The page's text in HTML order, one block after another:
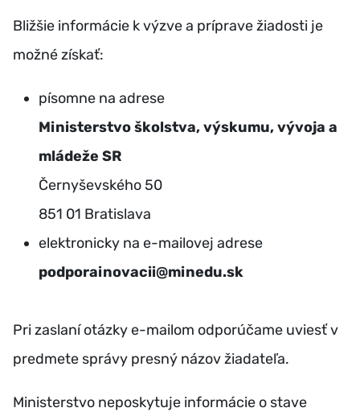
Bližšie informácie k výzve a príprave žiadosti je
možné získať:
písomne na adrese
Ministerstvo školstva, výskumu, vývoja a
mládeže SR
Černyševského 50
851 01 Bratislava
elektronicky na e-mailovej adrese
podporainovacii@minedu.sk
Pri zaslaní otázky e-mailom odporúčame uviesť v
predmete správy presný názov žiadateľa.
Ministerstvo neposkytuje informácie o stave